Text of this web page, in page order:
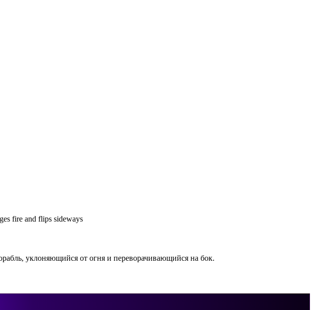
fire and flips sideways
уклоняющийся от огня и переворачивающийся на бок.